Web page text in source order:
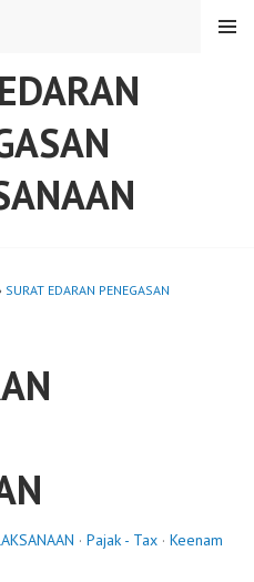
MENU
SURAT EDARAN PENEGASAN
· Pajak - Tax · Keenam